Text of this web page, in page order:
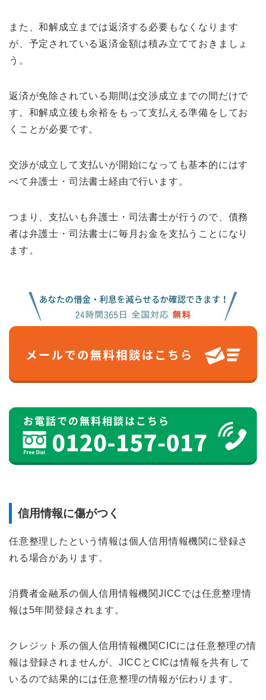
また、和解成立までは返済する必要もなくなります
が、予定されている返済金額は積み立てておきましょ
う。
返済が免除されている期間は交渉成立までの間だけで
す。和解成立後も余裕をもって支払える準備をしてお
くことが必要です。
交渉が成立して支払いが開始になっても基本的にはす
べて弁護士・司法書士経由で行います。
つまり、支払いも弁護士・司法書士が行うので、債務
者は弁護士・司法書士に毎月お金を支払うことになり
ます。
信用情報に傷がつく
任意整理したという情報は個人信用情報機関に登録さ
れる場合があります。
消費者金融系の個人信用情報機関JICCでは任意整理情
報は5年間登録されます。
クレジット系の個人信用情報機関CICには任意整理の情
報は登録されませんが、JICCとCICは情報を共有して
いるので結果的には任意整理の情報が伝わります。